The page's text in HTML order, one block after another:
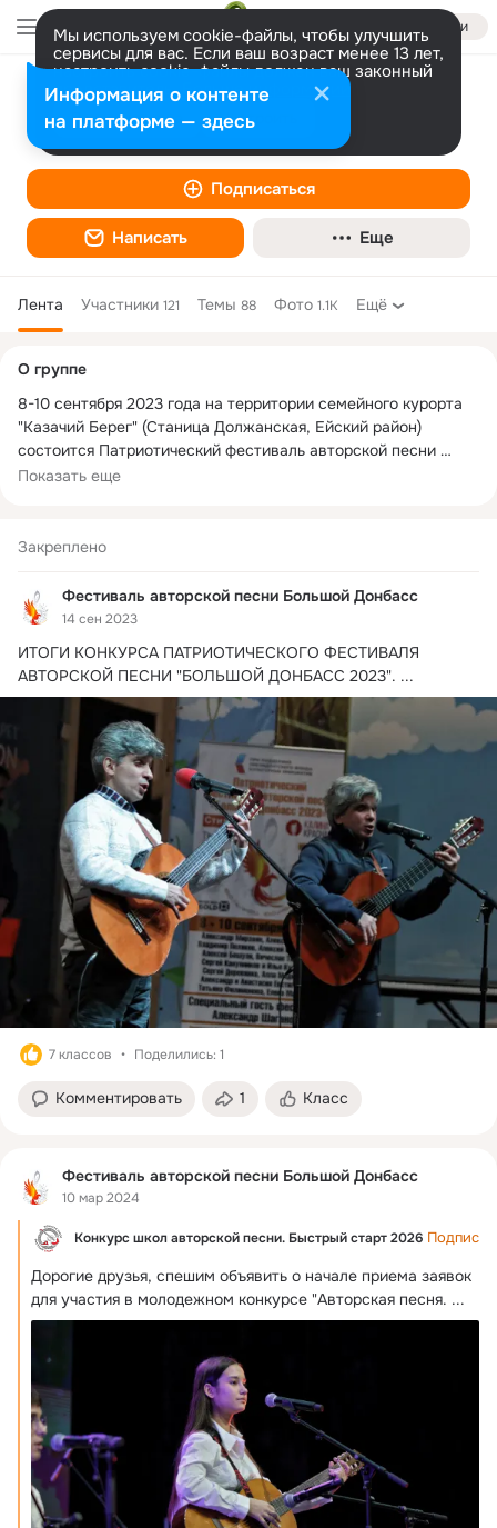
Войти
Мы используем cookie-файлы, чтобы улучшить
сервисы для вас. Если ваш возраст менее 13 лет,
настроить cookie-файлы должен ваш законный
представитель. Больше информации
Разрешить все Настроить
Фестиваль авторской песни Большой
Донбасс
Творчество
Подписаться
Написать Еще
Лента Участники 121 Темы 88 Фото 1.1K Ещё
Закреплено
Фестиваль авторской песни Большой Донбасс
14 сен 2023
ИТОГИ КОНКУРСА ПАТРИОТИЧЕСКОГО ФЕСТИВАЛЯ
АВТОРСКОЙ ПЕСНИ "БОЛЬШОЙ ДОНБАСС 2023". ...
7 классов Поделились: 1
Комментировать 1 Класс
Фестиваль авторской песни Большой Донбасс
10 мар 2024
Конкурс школ авторской песни. Быстрый старт 2026
Дорогие друзья, спешим объявить о начале приема заявок
для участия в молодежном конкурсе "Авторская песня. ...
колонка
О группе
8-10 сентября 2023 года на территории семейного курорта
"Казачий Берег" (Станица Должанская, Ейский район)
состоится Патриотический фестиваль авторской песни
"Большой Донбасс". Фестиваль ведет свою историю с 1977
"Большой Донбасс" - Алексей Сергеевич Бешуля совместно
поддержке Президентского фонда культурных инициатив
возрождают данный проект в 2023 году.
#БольшойДонбасс #КазачийБерег #Творчество
#Исполнитель #Автор #Фондкультурныхинициатив
Показать еще
Информация о контенте
на платформе — здесь